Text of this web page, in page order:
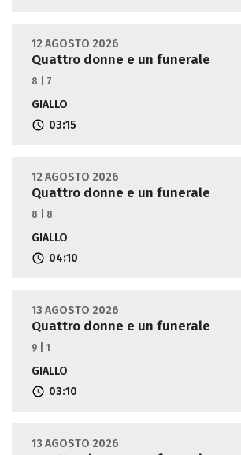
12 AGOSTO 2026
Quattro donne e un funerale
8 | 7
GIALLO
03:15
12 AGOSTO 2026
Quattro donne e un funerale
8 | 8
GIALLO
04:10
13 AGOSTO 2026
Quattro donne e un funerale
9 | 1
GIALLO
03:10
13 AGOSTO 2026